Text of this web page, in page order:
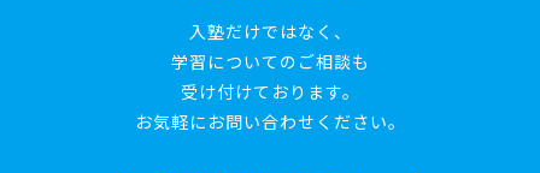
入塾だけではなく、
学習についてのご相談も
受け付けております。
お気軽にお問い合わせください。